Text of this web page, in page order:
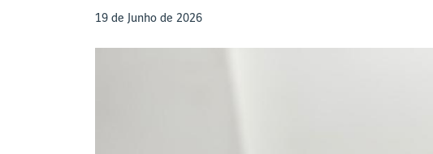
19 de Junho de 2026